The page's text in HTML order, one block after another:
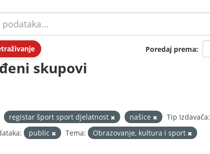
Poredaj prema
skupovi
registar šport sport djelatnost našice Tip Izdavača:
public Tema: Obrazovanje, kultura i sport